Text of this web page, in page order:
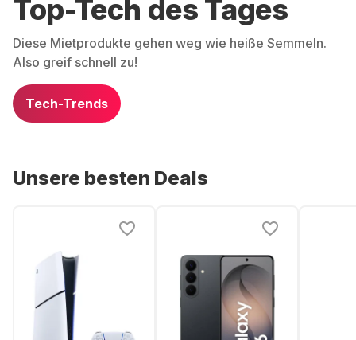
Top-Tech des Tages
Diese Mietprodukte gehen weg wie heiße Semmeln.
Also greif schnell zu!
Tech-Trends
Unsere besten Deals